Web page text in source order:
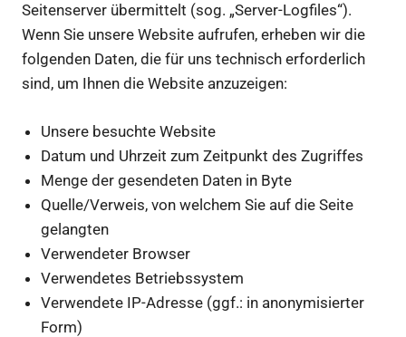
Seitenserver übermittelt (sog. „Server-Logfiles“).
Wenn Sie unsere Website aufrufen, erheben wir die
folgenden Daten, die für uns technisch erforderlich
sind, um Ihnen die Website anzuzeigen:
Unsere besuchte Website
Datum und Uhrzeit zum Zeitpunkt des Zugriffes
Menge der gesendeten Daten in Byte
Quelle/Verweis, von welchem Sie auf die Seite
gelangten
Verwendeter Browser
Verwendetes Betriebssystem
Verwendete IP-Adresse (ggf.: in anonymisierter
Form)